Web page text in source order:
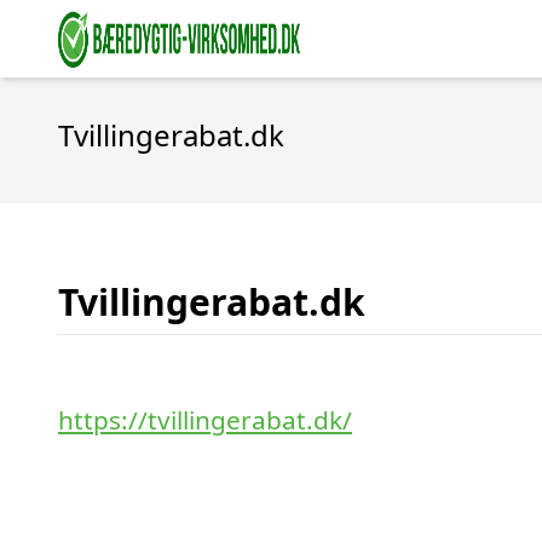
Tvillingerabat.dk
Tvillingerabat.dk
https://tvillingerabat.dk/